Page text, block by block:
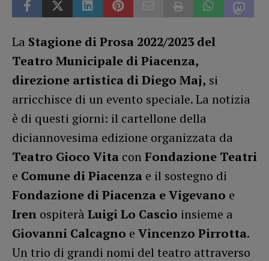
La Stagione di Prosa 2022/2023 del
Teatro Municipale di Piacenza,
direzione artistica di Diego Maj, si
arricchisce di un evento speciale. La notizia
è di questi giorni: il cartellone della
diciannovesima edizione organizzata da
Teatro Gioco Vita conFondazione Teatri
e Comune di Piacenza e il sostegno di
Fondazione di Piacenza e Vigevano e
Iren ospiterà Luigi Lo Cascio insieme a
Giovanni Calcagno e Vincenzo Pirrotta.
Un trio di grandi nomi del teatro attraverso